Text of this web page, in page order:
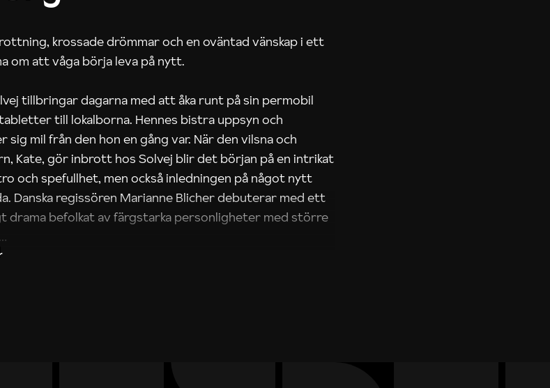
krossade drömmar och en oväntad vänskap i ett
om att våga börja leva på nytt.
tillbringar dagarna med att åka runt på sin permobil
till lokalborna. Hennes bistra uppsyn och
sig mil från den hon en gång var. När den vilsna och
Kate, gör inbrott hos Solvej blir det början på en intrikat
och spefullhet, men också inledningen på något nytt
Danska regissören Marianne Blicher debuterar med ett
drama befolkat av färgstarka personligheter med större